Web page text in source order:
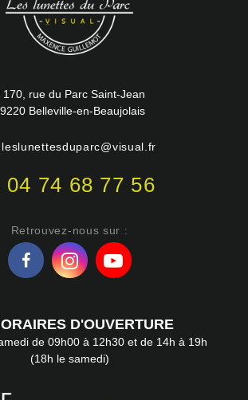
170, rue du Parc Saint-Jean
Belleville-en-Beaujolais
leslunettesduparc@visual.fr
04 74 68 77 56
Retrouvez-nous sur :
D'OUVERTURE
de 09h00 à 12h30 et de 14h à 19h
(18h le samedi)